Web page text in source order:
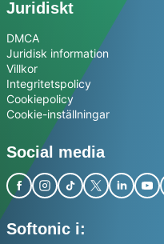
Juridiskt
DMCA
Juridisk information
Villkor
Integritetspolicy
Cookiepolicy
Cookie-inställningar
Social media
Softonic i: